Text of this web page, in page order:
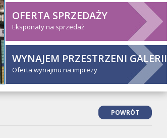
OFERTA SPRZEDAŻY
Eksponaty na sprzedaż
WYNAJEM PRZESTRZENI GALERII
Oferta wynajmu na imprezy
POWRÓT